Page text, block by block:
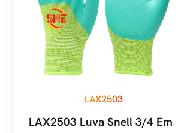
LAX2503
LAX2503 Luva Snell 3/4 Em